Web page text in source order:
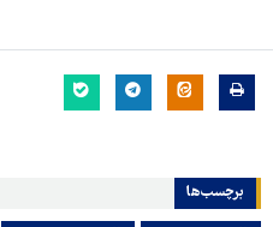
برچسب‌ها